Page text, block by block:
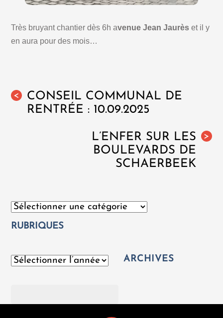
Très bruyant chantier dès 6h avenue Jean Jaurès et il y
en aura pour des mois…
<
CONSEIL COMMUNAL DE
RENTRÉE : 10.09.2025
>
L’ENFER SUR LES
BOULEVARDS DE
SCHAERBEEK
Catégories
RUBRIQUES
Archives ARCHIVES